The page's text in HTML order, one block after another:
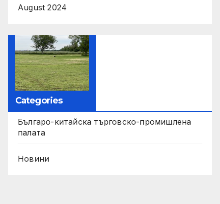
August 2024
Categories
Българо-китайска търговско-промишлена
палата
Новини